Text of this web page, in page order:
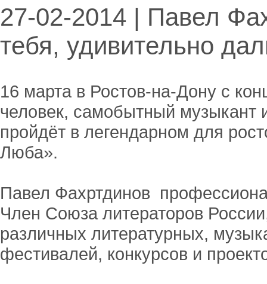
27-02-2014 | Павел
тебя, удивительно
16 марта в Ростов-на-Дону с
человек, самобытный музыкант
пройдёт в легендарном для
Люба».
Павел Фахртдинов
Член Союза литераторов
различных литературных,
фестивалей, конкурсов и